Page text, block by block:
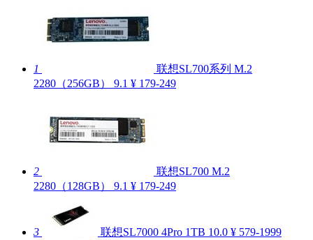
1
联想SL700系列 M.2
2280（256GB）
9.1 ¥ 179-249
2
联想SL700 M.2
2280（128GB）
9.1 ¥ 179-249
3 联想SL7000 4Pro 1TB 10.0 ¥ 579-1999